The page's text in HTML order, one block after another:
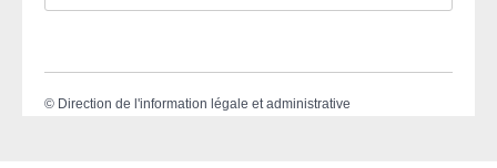
© Direction de l'information légale et administrative